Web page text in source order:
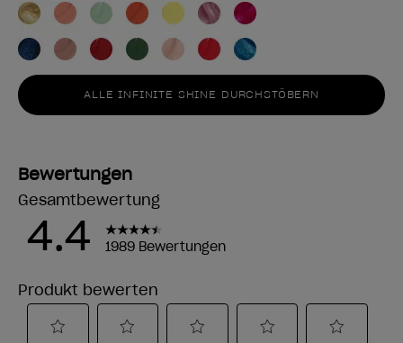
ALLE INFINITE SHINE DURCHSTÖBERN